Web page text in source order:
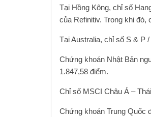
Tại Hồng Kông, chỉ số
của Refinitiv. Trong khi đó,
Tại Australia, chỉ số S & P
Chứng khoán Nhật Bản
1.847,58 điểm.
Chỉ số MSCI Châu Á –
Chứng khoán Trung Quốc